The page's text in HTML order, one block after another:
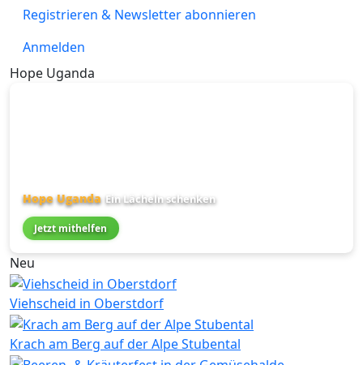
Copy
Link
Registrieren & Newsletter abonnieren
Anmelden
Hope Uganda
Hope Uganda Ein Lächeln schenken
Jetzt mithelfen
Neu
Viehscheid in Oberstdorf
Krach am Berg auf der Alpe Stubental